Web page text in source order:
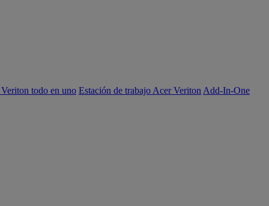
todo en uno Estación de trabajo Acer Veriton Add-In-One